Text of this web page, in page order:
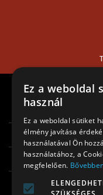
Ez a weboldal
használ
Ez a weboldal sütiket
élmény javítása
használatával Ön
használatához, a
megfelelően.